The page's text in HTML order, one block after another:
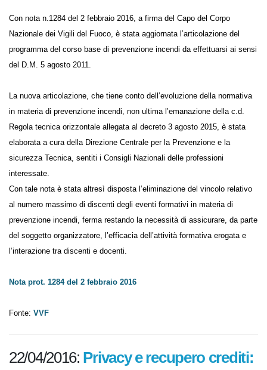
Con nota n.1284 del 2 febbraio 2016, a firma del Capo del Corpo
Nazionale dei Vigili del Fuoco, è stata aggiornata l’articolazione del
programma del corso base di prevenzione incendi da effettuarsi ai
sensi del D.M. 5 agosto 2011.
La nuova articolazione, che tiene conto dell’evoluzione della
normativa in materia di prevenzione incendi, non ultima l’emanazione
della c.d. Regola tecnica orizzontale allegata al decreto 3 agosto 2015, è
stata elaborata a cura della Direzione Centrale per la Prevenzione e la
sicurezza Tecnica, sentiti i Consigli Nazionali delle professioni
interessate.
Con tale nota è stata altresì disposta l’eliminazione del vincolo relativo
al numero massimo di discenti degli eventi formativi in materia di
prevenzione incendi, ferma restando la necessità di assicurare, da
parte del soggetto organizzatore, l’efficacia dell’attività formativa
erogata e l’interazione tra discenti e docenti.
Nota prot. 1284 del 2 febbraio 2016
Fonte: VVF
22/04/2016:Privacy e recupero